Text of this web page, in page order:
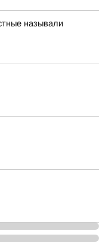
называли